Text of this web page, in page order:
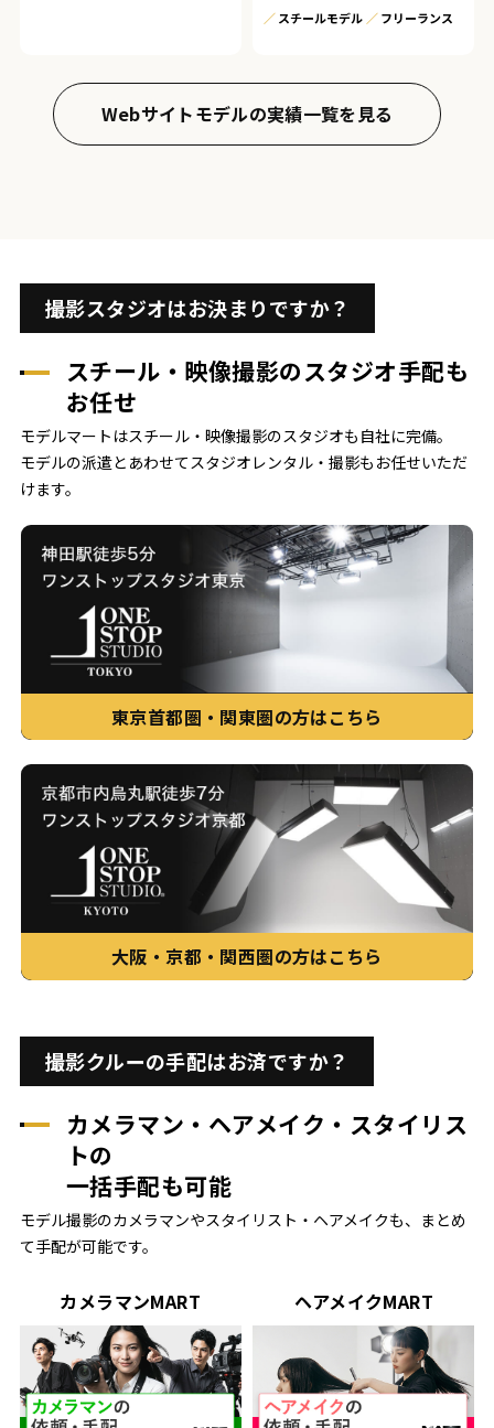
スチールモデル フリーランス
Webサイトモデルの実績一覧を見る
撮影スタジオはお決まりですか？
スチール・映像撮影のスタジオ手配も
お任せ
モデルマートはスチール・映像撮影のスタジオも自社に完備。
モデルの派遣とあわせてスタジオレンタル・撮影もお任せいただ
けます。
東京首都圏・関東圏の方はこちら
大阪・京都・関西圏の方はこちら
撮影クルーの手配はお済ですか？
カメラマン・ヘアメイク・スタイリス
トの
一括手配も可能
モデル撮影のカメラマンやスタイリスト・ヘアメイクも、まとめ
て手配が可能です。
カメラマンMART ヘアメイクMART